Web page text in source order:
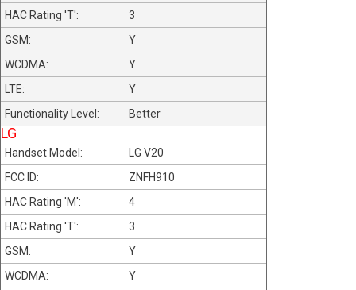
3
Y
Y
Y
Better
LG
LG V20
ZNFH910
4
3
Y
Y